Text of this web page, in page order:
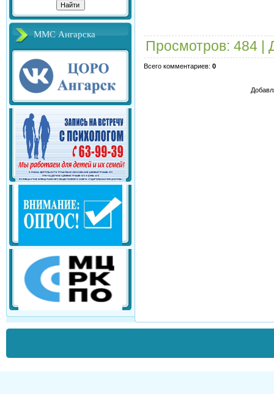
ММС Ангарска
Просмотров: 484 |
Всего комментариев: 0